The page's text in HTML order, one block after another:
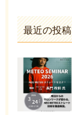
最近の投稿